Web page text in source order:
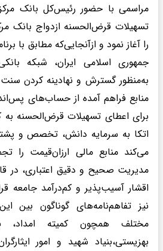
مراسمی با حضور رئیس‌کل بانک
تسهیلات قرض‌الحسنه ازدواج بانک
را آغاز نمود و ازآنجایی‌که مطابق با
جمهوری اسلامی ایران، شبکه
به‌منظور گسترش و نهادینه کردن
منابع فراهم آمده از حساب‌های
برای اعطای تسهیلات قرض‌الحسنه به
اتکا به سرمایه دانش، تخصص و
می‌کند منابع مالی ارزان‌قیمت را
مدیریت صحیح و دقیق اعتباری، در
اقشار آسیب‌پذیر و کم‌درآمد جامعه
نیز تفاهم‌نامه‌های گوناگون
مختلف همچون کمیته امداد،
بهزیستی،بنیاد شهید و امور